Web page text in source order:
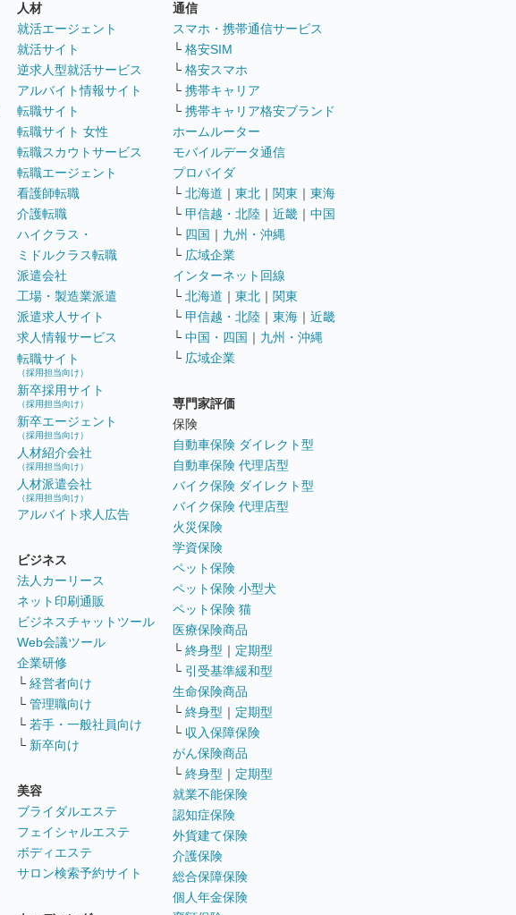
人材
就活エージェント
就活サイト
逆求人型就活サービス
アルバイト情報サイト
転職サイト
転職サイト 女性
転職スカウトサービス
転職エージェント
看護師転職
介護転職
ハイクラス・
ミドルクラス転職
派遣会社
工場・製造業派遣
派遣求人サイト
求人情報サービス
転職サイト
（採用担当向け）
新卒採用サイト
（採用担当向け）
新卒エージェント
（採用担当向け）
人材紹介会社
（採用担当向け）
人材派遣会社
（採用担当向け）
アルバイト求人広告
ビジネス
法人カーリース
ネット印刷通販
ビジネスチャットツール
Web会議ツール
企業研修
└ 経営者向け
└ 管理職向け
└ 若手・一般社員向け
└ 新卒向け
美容
ブライダルエステ
フェイシャルエステ
ボディエステ
サロン検索予約サイト
通信
スマホ・携帯通信サービス
└ 格安SIM
└ 格安スマホ
└ 携帯キャリア
└ 携帯キャリア格安ブランド
ホームルーター
モバイルデータ通信
プロバイダ
└ 北海道 ｜ 東北 ｜ 関東 ｜ 東海
└ 甲信越・北陸 ｜ 近畿 ｜ 中国
└ 四国 ｜ 九州・沖縄
└ 広域企業
インターネット回線
└ 北海道 ｜ 東北 ｜ 関東
└ 甲信越・北陸 ｜ 東海 ｜ 近畿
└ 中国・四国 ｜ 九州・沖縄
└ 広域企業
専門家評価
保険
自動車保険 ダイレクト型
自動車保険 代理店型
バイク保険 ダイレクト型
バイク保険 代理店型
火災保険
学資保険
ペット保険
ペット保険 小型犬
ペット保険 猫
医療保険商品
└ 終身型 ｜ 定期型
└ 引受基準緩和型
生命保険商品
└ 終身型 ｜ 定期型
└ 収入保障保険
がん保険商品
└ 終身型 ｜ 定期型
就業不能保険
認知症保険
外貨建て保険
介護保険
総合保障保険
個人年金保険